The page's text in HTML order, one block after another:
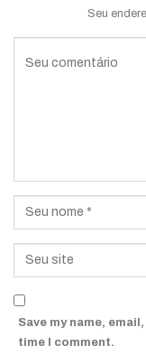
Seu
Save my name,
time I comment.